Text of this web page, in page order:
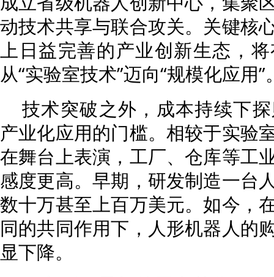
动技术共享与联合攻关。关键核
上日益完善的产业创新生态，
从“实验室技术”迈向“规模化应用”
技术突破之外，成本持续下
产业化应用的门槛。相较于实验
在舞台上表演，工厂、仓库等工
感度更高。早期，研发制造一台
数十万甚至上百万美元。如今，
同的共同作用下，人形机器人的
显下降。